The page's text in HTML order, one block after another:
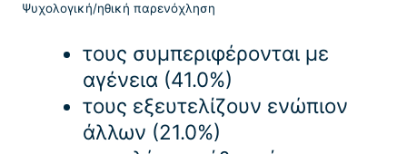
Ψυχολογική/ηθική παρενόχληση
τους συμπεριφέρονται με
αγένεια (41.0%)
τους εξευτελίζουν ενώπιον
άλλων (21.0%)